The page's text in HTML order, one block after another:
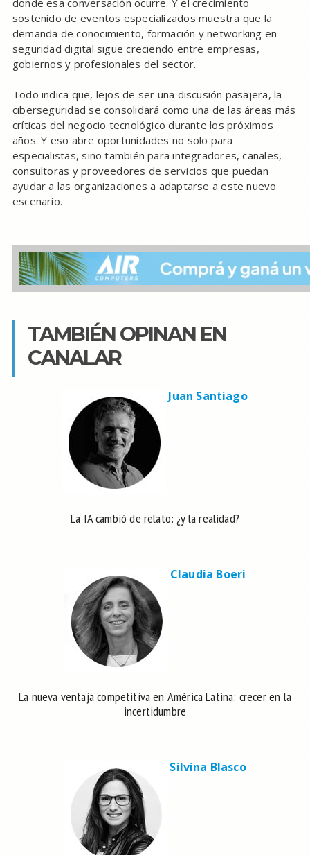
sostenido de eventos especializados muestra que la
demanda de conocimiento, formación y networking en
seguridad digital sigue creciendo entre empresas,
gobiernos y profesionales del sector.
Todo indica que, lejos de ser una discusión pasajera, la
ciberseguridad se consolidará como una de las áreas más
críticas del negocio tecnológico durante los próximos
años. Y eso abre oportunidades no solo para
especialistas, sino también para integradores, canales,
consultoras y proveedores de servicios que puedan
ayudar a las organizaciones a adaptarse a este nuevo
escenario.
TAMBIÉN OPINAN EN
CANALAR
Juan Santiago
La IA cambió de relato: ¿y la realidad?
Claudia Boeri
La nueva ventaja competitiva en América Latina: crecer en la
incertidumbre
Silvina Blasco